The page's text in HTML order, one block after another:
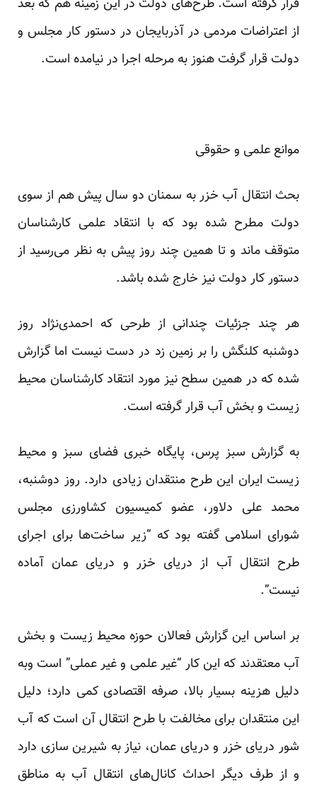
قرار گرفته است. طرح‌های دولت در این زمینه هم که بعد
از اعتراضات مردمی در آذربایجان در دستور کار مجلس و
دولت قرار گرفت هنوز به مرحله اجرا در نیامده است.
موانع علمی و حقوقی
بحث انتقال آب خزر به سمنان دو سال پیش هم از سوی
دولت مطرح شده بود که با انتقاد علمی کار‌شناسان
متوقف ماند و تا همین چند روز پیش به نظر می‌رسید از
دستور کار دولت نیز خارج شده باشد.
هر چند جزئیات چندانی از طرحی که احمدی‌نژاد روز
دوشنبه کلنگش را بر زمین زد در دست نیست اما گزارش
شده که در همین سطح نیز مورد انتقاد کار‌شناسان محیط
زیست و بخش آب قرار گرفته است.
به گزارش سبز پرس، پایگاه خبری فضای سبز و محیط
زیست ایران این طرح منتقدان زیادی دارد. روز دوشنبه،
محمد علی دلاور، عضو کمیسیون کشاورزی مجلس
شورای اسلامی گفته بود که “زیر ساخت‌ها برای اجرای
طرح انتقال آب از دریای خزر و دریای عمان آماده
نیست”.
بر اساس این گزارش فعالان حوزه محیط زیست و بخش
آب معتقدند که این کار “غیر علمی و غیر عملی” است وبه
دلیل هزینه بسیار بالا، صرفه اقتصادی کمی دارد؛ دلیل
این منتقدان برای مخالفت با طرح انتقال آن است که آب
شور دریای خزر و دریای عمان، نیاز به شیرین سازی دارد
و از طرف دیگر احداث کانال‌های انتقال آب به مناطق